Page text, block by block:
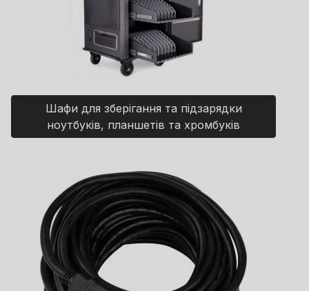
Шафи для зберігання та підзарядки
ноутбуків, планшетів та хромбуків